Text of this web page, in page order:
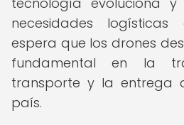
necesidades
espera que los drones
fundamental en la
transporte y la entrega
país.